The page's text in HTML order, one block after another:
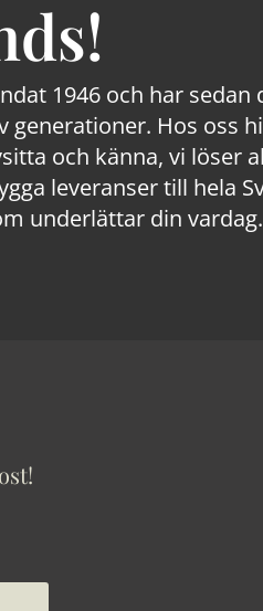
1946 och har sedan
generationer. Hos oss
och känna, vi löser
leveranser till hela
underlättar din vardag.